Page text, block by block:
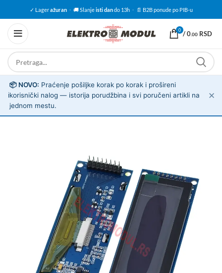
✓ Lageražuran · 🚚 Slanjeisti dando 13h · 📄 B2B ponude po PIB-u
0 /0.00 RSD
ℹ️
📦 NOVO: Praćenje pošiljke korak po korak i prošireni
korisnički nalog — istorija porudžbina i svi poručeni artikli na
jednom mestu.
✕